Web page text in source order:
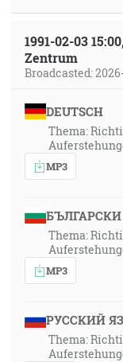
1991-02-03
Zentrum
Broadcasted:
DEUTSCH
Thema:
MP3
Thema:
MP3
РУССКИЙ
Thema: